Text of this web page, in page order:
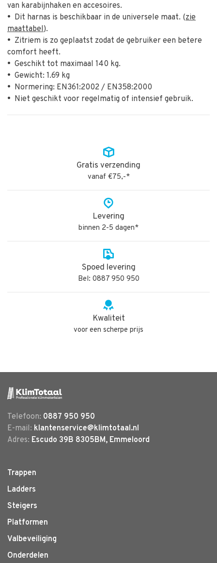
van karabijnhaken en accesoires.
• Dit harnas is beschikbaar in de universele maat. (zie
maattabel).
• Zitriem is zo geplaatst zodat de gebruiker een betere
comfort heeft.
• Geschikt tot maximaal 140 kg.
• Gewicht: 1.69 kg
• Normering: EN361:2002 / EN358:2000
• Niet geschikt voor regelmatig of intensief gebruik.
Gratis verzending
vanaf €75,-*
Levering
binnen 2-5 dagen*
Spoed levering
Bel: 0887 950 950
Kwaliteit
voor een scherpe prijs
Telefoon: 0887 950 950
E-mail: klantenservice@klimtotaal.nl
Adres: Escudo 39B 8305BM, Emmeloord
Trappen
Ladders
Steigers
Platformen
Valbeveiliging
Onderdelen